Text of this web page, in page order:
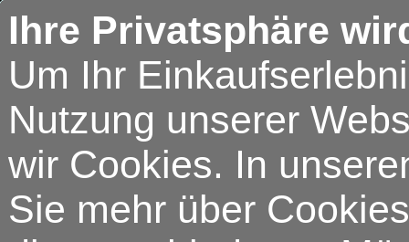
Ihre Privatsphäre
Um Ihr
Nutzung unserer
wir Cookies. In
Sie mehr über